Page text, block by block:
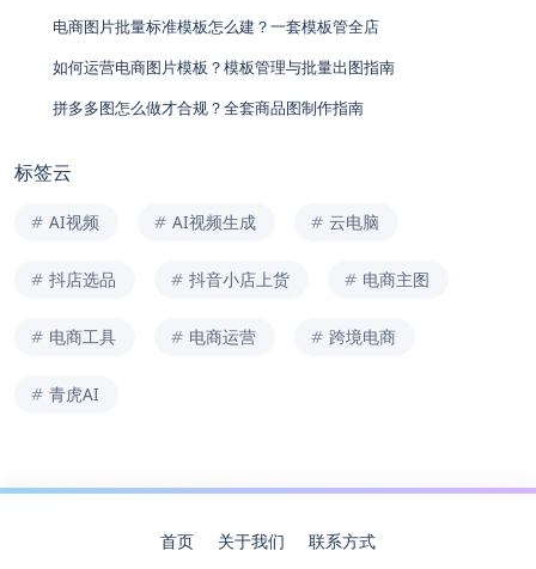
电商图片批量标准模板怎么建？一套模板管全店
如何运营电商图片模板？模板管理与批量出图指南
拼多多图怎么做才合规？全套商品图制作指南
标签云
AI视频 AI视频生成 云电脑
抖店选品 抖音小店上货 电商主图
电商工具 电商运营 跨境电商
青虎AI
首页 关于我们 联系方式